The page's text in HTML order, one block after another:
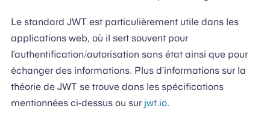
Le standard JWT est particulièrement utile dans les
applications web, où il sert souvent pour
l’authentification/autorisation sans état ainsi que pour
échanger des informations. Plus d’informations sur la
théorie de JWT se trouve dans les spécifications
mentionnées ci-dessus ou sur jwt.io.